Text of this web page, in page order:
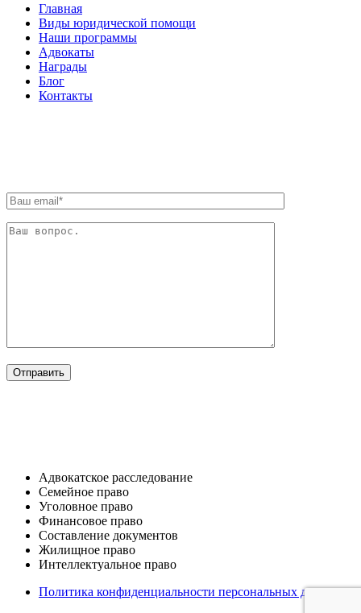
Главная
Виды юридической помощи
Наши программы
Адвокаты
Награды
Блог
Контакты
Адвокатское расследование
Семейное право​
Уголовное право​
Финансовое право
Составление документов​
Жилищное право​
Интеллектуальное право
Политика конфиденциальности персональных данных